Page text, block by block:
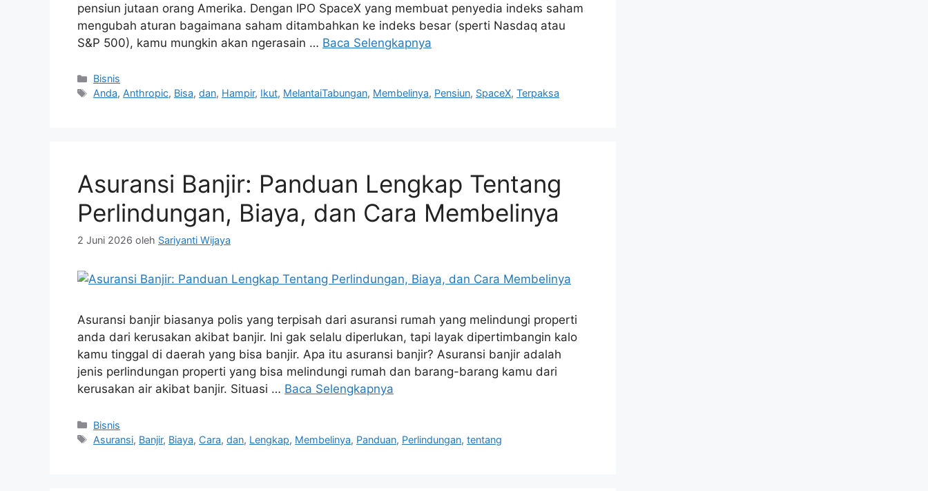
pensiun jutaan orang Amerika. Dengan IPO SpaceX yang membuat penyedia indeks saham
mengubah aturan bagaimana saham ditambahkan ke indeks besar (sperti Nasdaq atau
S&P 500), kamu mungkin akan ngerasain … Baca Selengkapnya
Kategori
Bisnis
Tag
Anda,Anthropic, Bisa,dan, Hampir, Ikut, MelantaiTabungan, Membelinya, Pensiun, SpaceX,Terpaksa
Asuransi Banjir: Panduan Lengkap Tentang
Perlindungan, Biaya, dan Cara Membelinya
2 Juni 2026 oleh Sariyanti Wijaya
Asuransi banjir biasanya polis yang terpisah dari asuransi rumah yang melindungi properti
anda dari kerusakan akibat banjir. Ini gak selalu diperlukan, tapi layak dipertimbangin kalo
kamu tinggal di daerah yang bisa banjir. Apa itu asuransi banjir? Asuransi banjir adalah
jenis perlindungan properti yang bisa melindungi rumah dan barang-barang kamu dari
kerusakan air akibat banjir. Situasi … Baca Selengkapnya
Kategori
Bisnis
Tag
Asuransi, Banjir, Biaya, Cara,dan, Lengkap, Membelinya, Panduan, Perlindungan,tentang